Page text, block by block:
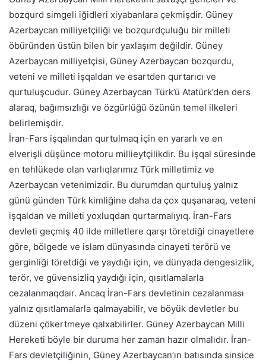
bozqurd simgeli iğidleri xiyabanlara çekmişdir. Güney
Azerbaycan milliyetçiliği ve bozqurdçuluğu bir milleti
öbüründen üstün bilen bir yaxlaşım değildir. Güney
Azerbaycan milliyetçisi, Güney Azerbaycan bozqurdu,
veteni ve milleti işqaldan ve esartden qurtarıcı ve
qurtuluşcudur. Güney Azerbaycan Türk’ü Atatürk’den ders
alaraq, bağımsızlığı ve özgürlüğü özünün temel ilkeleri
belirlemişdir.
İran-Fars işqalından qurtulmaq için en yararlı ve en
elverişli düşünce motoru millieytçilikdir. Bu işqal süresinde
en tehlükede olan varlıqlarımız Türk milletimiz ve
Azerbaycan vetenimizdir. Bu durumdan qurtuluş yalnız
günü günden Türk kimliğine daha da çox quşanaraq, veteni
işqaldan ve milleti yoxluqdan qurtarmalıyıq. İran-Fars
devleti geçmiş 40 ilde milletlere qarşı töretdiği cinayetlere
göre, bölgede ve islam dünyasında cinayeti terörü ve
gerginliği töretdiği ve yaydığı için, ve dünyada dengesizlik,
terör, ve güvensizliq yaydığı için, qısıtlamalarla
cezalanmaqdaır. Ancaq İran-Fars devletinin cezalanması
yalnız qısıtlamalarla qalmayabilir, ve böyük devletler bu
düzeni çökertmeye qalxabilirler. Güney Azerbaycan Milli
Hereketi böyle bir duruma her zaman hazır olmalıdır. İran-
Fars devletçiliğinin, Güney Azerbaycan’ın batısında sinsice